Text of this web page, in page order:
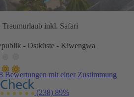
inkl. Safari
- Ostküste - Kiwengwa
Bewertungen mit einer Zustimmung
(238) 89%